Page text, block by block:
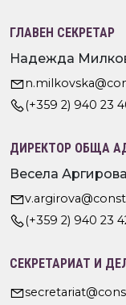
ГЛАВЕН СЕКРЕТАР
Надежда
(+359 2) 940 23
ДИРЕКТОР ОБЩА
Весела Аргирова
(+359 2) 940 23
СЕКРЕТАРИАТ И